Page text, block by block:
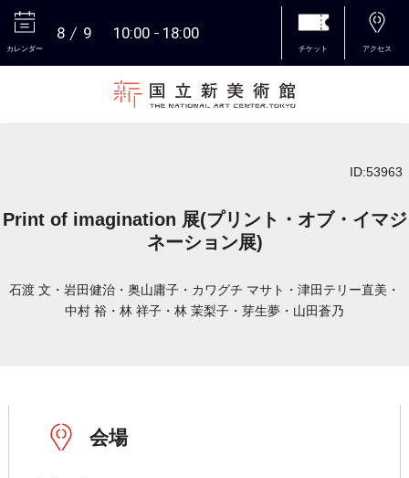
カレンダー
8 9 10:00 18:00
チケット アクセス
ID:53963
Print of imagination 展(プリント・オブ・イマジ
ネーション展)
石渡 文・岩田健治・奥山庸子・カワグチ マサト・津田テリー直美・
中村 裕・林 祥子・林 茉梨子・芽生夢・山田蒼乃
会場